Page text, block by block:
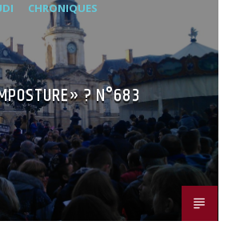
CHRONIQUES
? N°683